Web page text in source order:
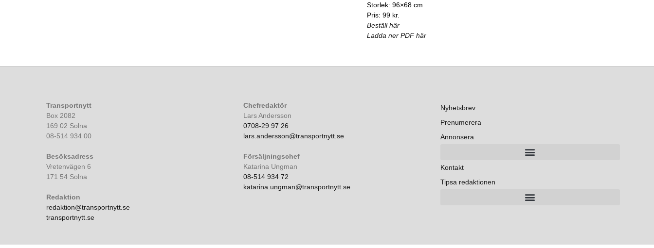
Storlek: 96×68 cm
Pris: 99 kr.
Beställ här
Ladda ner PDF här
Transportnytt
Box 2082
169 02 Solna
08-514 934 00
Besöksadress
Vretenvägen 6
171 54 Solna
Redaktion
redaktion@transportnytt.se
transportnytt.se
Chefredaktör
Lars Andersson
0708-29 97 26
lars.andersson@transportnytt.se
Försäljningschef
Katarina Ungman
08-514 934 72
katarina.ungman@transportnytt.se
Nyhetsbrev
Prenumerera
Annonsera
Kontakt
Tipsa redaktionen